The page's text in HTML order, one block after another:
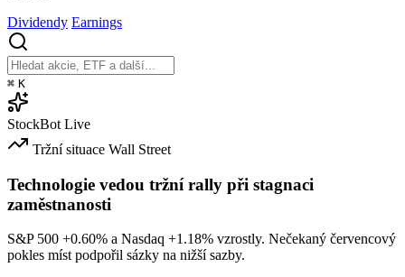
Dividendy Earnings
⌘ K
StockBot Live
Tržní situace Wall Street
Technologie vedou tržní rally při stagnaci
zaměstnanosti
S&P 500 +0.60% a Nasdaq +1.18% vzrostly. Nečekaný červencový
pokles míst podpořil sázky na nižší sazby.